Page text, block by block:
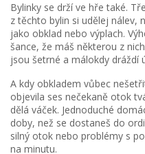
Bylinky se drží ve hře také.
z těchto bylin si udělej nálev,
jako obklad nebo výplach.
šance, že máš některou z
jsou šetrné a málokdy dráždí
A kdy obkladem vůbec
objevila ses nečekaně otok
dělá váček. Jednoduché
doby, než se dostaneš do
silný otok nebo problémy s
na minutu.